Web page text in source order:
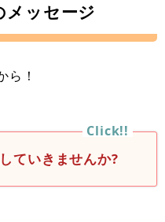
メッセージ
ら！
ていきませんか?